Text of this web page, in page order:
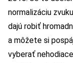
normalizáciu
dajú robiť
a môžete si
vyberať